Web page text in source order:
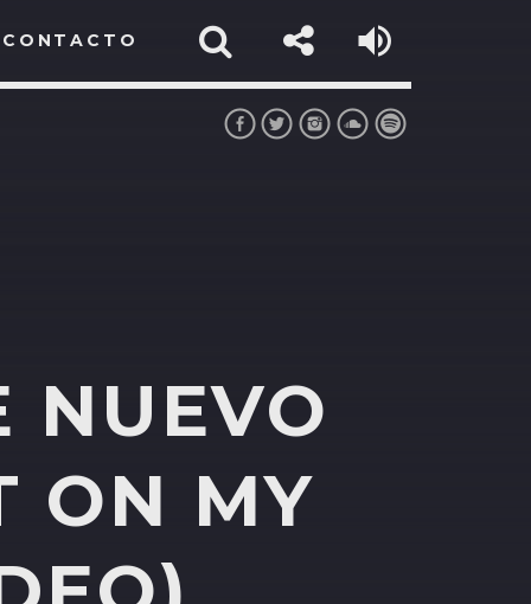
CONTACTO
NUEVO
ON MY